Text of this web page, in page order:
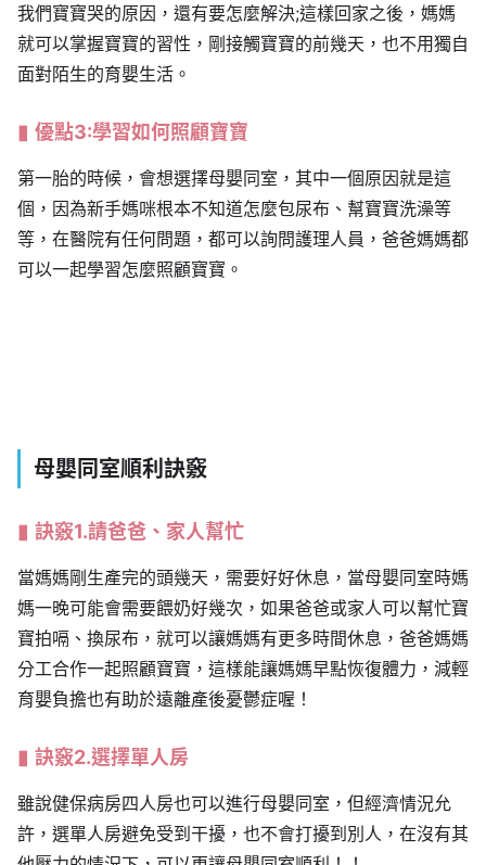
我們寶寶哭的原因，還有要怎麼解決;這樣回家之後，媽媽
就可以掌握寶寶的習性，剛接觸寶寶的前幾天，也不用獨自
面對陌生的育嬰生活。
優點3:學習如何照顧寶寶
第一胎的時候，會想選擇母嬰同室，其中一個原因就是這
個，因為新手媽咪根本不知道怎麼包尿布、幫寶寶洗澡等
等，在醫院有任何問題，都可以詢問護理人員，爸爸媽媽都
可以一起學習怎麼照顧寶寶。
母嬰同室順利訣竅
訣竅1.請爸爸、家人幫忙
當媽媽剛生產完的頭幾天，需要好好休息，當母嬰同室時媽
媽一晚可能會需要餵奶好幾次，如果爸爸或家人可以幫忙寶
寶拍嗝、換尿布，就可以讓媽媽有更多時間休息，爸爸媽媽
分工合作一起照顧寶寶，這樣能讓媽媽早點恢復體力，減輕
育嬰負擔也有助於遠離產後憂鬱症喔！
訣竅2.選擇單人房
雖說健保病房四人房也可以進行母嬰同室，但經濟情況允
許，選單人房避免受到干擾，也不會打擾到別人，在沒有其